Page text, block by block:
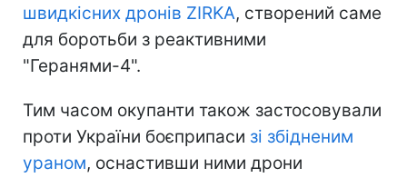
швидкісних дронів ZIRKA, створений саме
для боротьби з реактивними
"Геранями-4".
Тим часом окупанти також застосовували
проти України боєприпаси зі збідненим
ураном, оснастивши ними дрони